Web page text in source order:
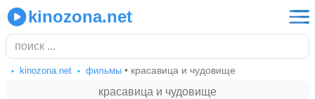
kinozona.net
kinozona.net фильмы • красавица и чудовище
красавица и чудовище